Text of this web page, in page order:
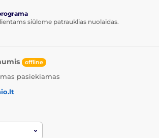
siūlome patrauklias nuolaidas.
offline
pasiekiamas